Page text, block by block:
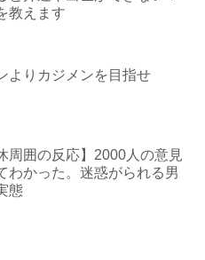
教えます
よりカジメンを目指せ
周囲の反応】2000人の意見
わかった。迷惑がられる男
態